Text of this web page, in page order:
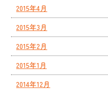
2015年4月
2015年3月
2015年2月
2015年1月
2014年12月